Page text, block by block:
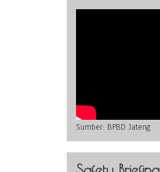
Sumber: BPBD Jateng